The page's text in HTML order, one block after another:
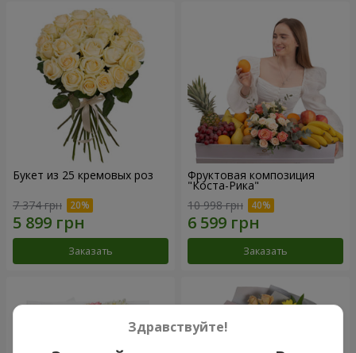
Букет из 25 кремовых роз
7 374 грн
Заказать
Фруктовая композиция
"Коста-Рика"
10 998 грн
Заказать
Здравствуйте!